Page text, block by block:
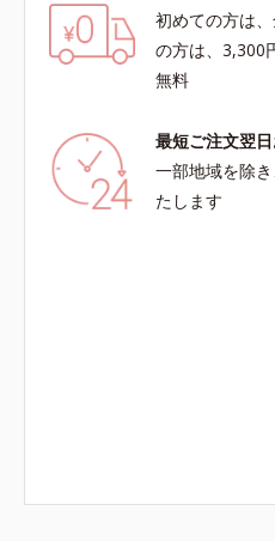
初めての方は
の方は、3,300
無料
最短ご注文翌
一部地域を除
たします